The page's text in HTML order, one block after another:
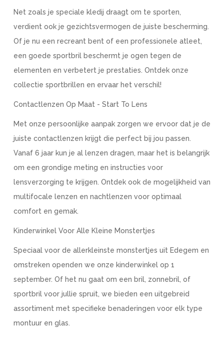
Net zoals je speciale kledij draagt om te sporten,
verdient ook je gezichtsvermogen de juiste bescherming.
Of je nu een recreant bent of een professionele atleet,
een goede sportbril beschermt je ogen tegen de
elementen en verbetert je prestaties. Ontdek onze
collectie sportbrillen en ervaar het verschil!
Contactlenzen Op Maat - Start To Lens
Met onze persoonlijke aanpak zorgen we ervoor dat je de
juiste contactlenzen krijgt die perfect bij jou passen.
Vanaf 6 jaar kun je al lenzen dragen, maar het is belangrijk
om een grondige meting en instructies voor
lensverzorging te krijgen. Ontdek ook de mogelijkheid van
multifocale lenzen en nachtlenzen voor optimaal
comfort en gemak.
Kinderwinkel Voor Alle Kleine Monstertjes
Speciaal voor de allerkleinste monstertjes uit Edegem en
omstreken openden we onze kinderwinkel op 1
september. Of het nu gaat om een bril, zonnebril, of
sportbril voor jullie spruit, we bieden een uitgebreid
assortiment met specifieke benaderingen voor elk type
montuur en glas.